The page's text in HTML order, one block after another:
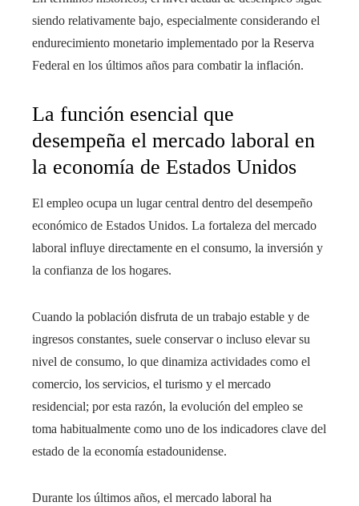
siendo relativamente bajo, especialmente considerando el
endurecimiento monetario implementado por la Reserva
Federal en los últimos años para combatir la inflación.
La función esencial que
desempeña el mercado laboral en
la economía de Estados Unidos
El empleo ocupa un lugar central dentro del desempeño
económico de Estados Unidos. La fortaleza del mercado
laboral influye directamente en el consumo, la inversión y
la confianza de los hogares.
Cuando la población disfruta de un trabajo estable y de
ingresos constantes, suele conservar o incluso elevar su
nivel de consumo, lo que dinamiza actividades como el
comercio, los servicios, el turismo y el mercado
residencial; por esta razón, la evolución del empleo se
toma habitualmente como uno de los indicadores clave del
estado de la economía estadounidense.
Durante los últimos años, el mercado laboral ha